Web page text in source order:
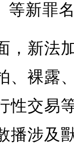
等新罪
，新法
、裸露
性交易
播涉及